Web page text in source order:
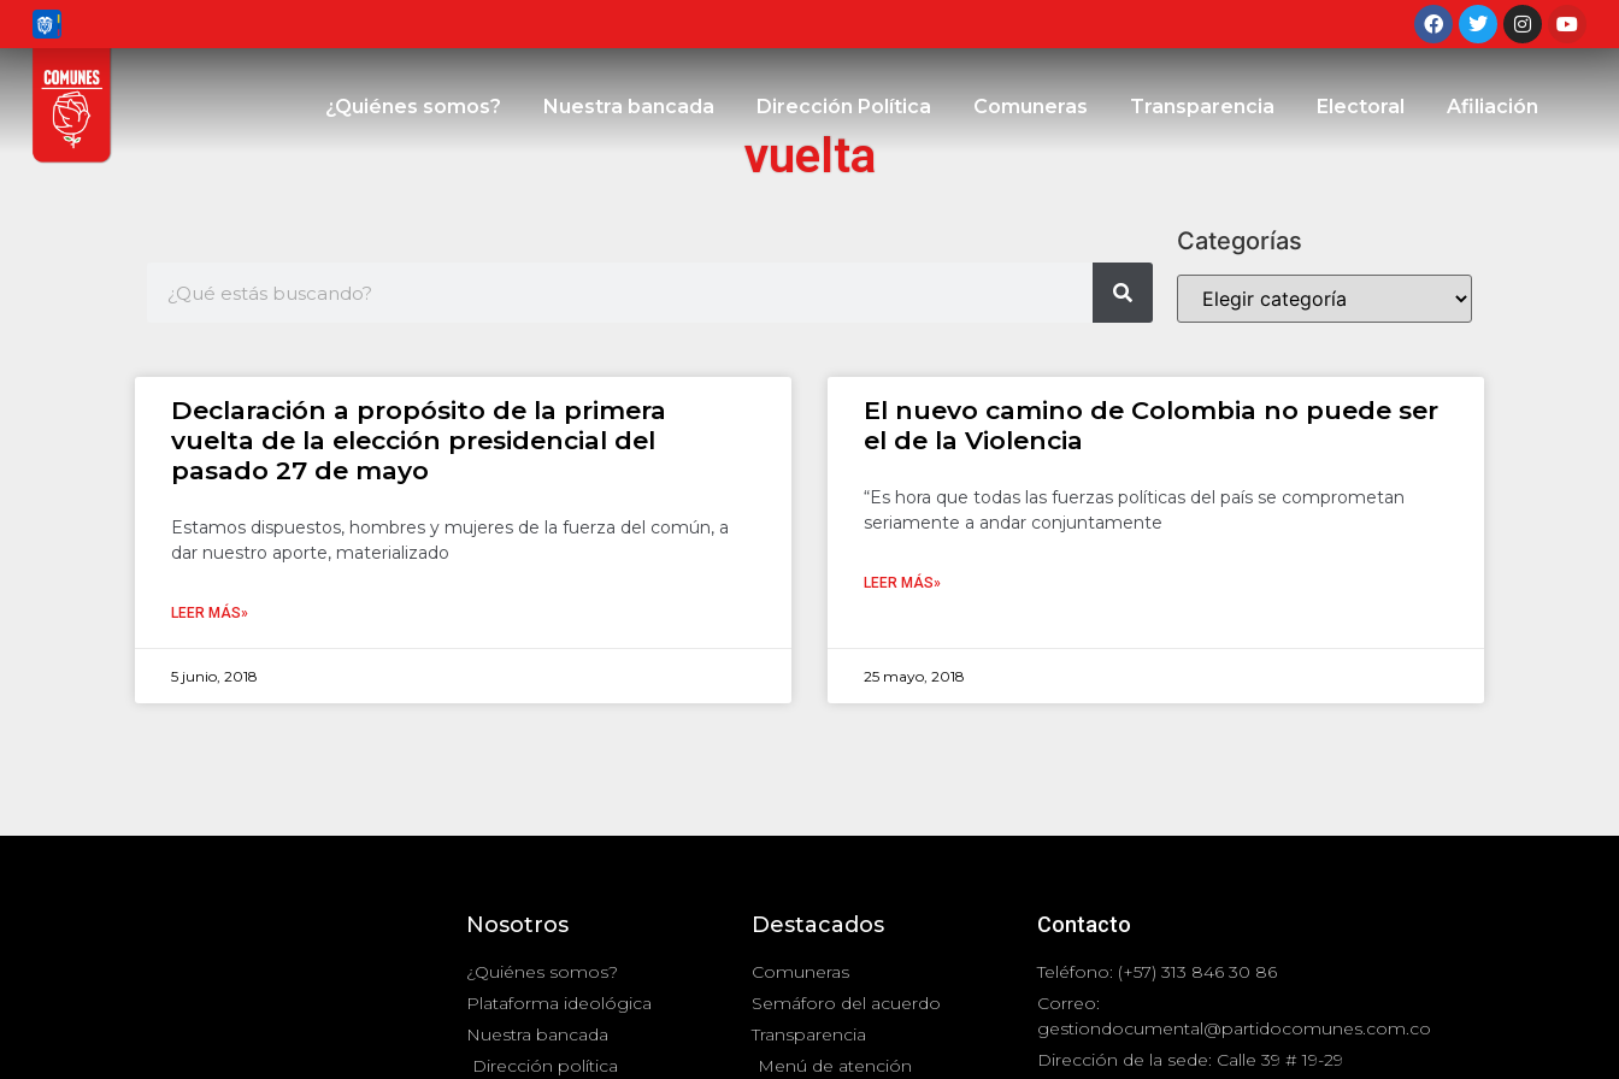
¿Quiénes somos? Nuestra bancada Dirección Política Comuneras Transparencia Electoral Afiliación
vuelta
Categorías
Declaración a propósito de la primera
vuelta de la elección presidencial del
pasado 27 de mayo
Estamos dispuestos, hombres y mujeres de la fuerza del común, a
dar nuestro aporte, materializado
LEER MÁS»
5 junio, 2018
El nuevo camino de Colombia no puede ser
el de la Violencia
“Es hora que todas las fuerzas políticas del país se comprometan
seriamente a andar conjuntamente
LEER MÁS»
25 mayo, 2018
Nosotros
¿Quiénes somos?
Plataforma ideológica
Nuestra bancada
Dirección política
Destacados
Comuneras
Semáforo del acuerdo
Transparencia
Menú de atención
Contacto
Teléfono: (+57) 313 846 30 86
Correo:
gestiondocumental@partidocomunes.com.co
Dirección de la sede: Calle 39 # 19-29